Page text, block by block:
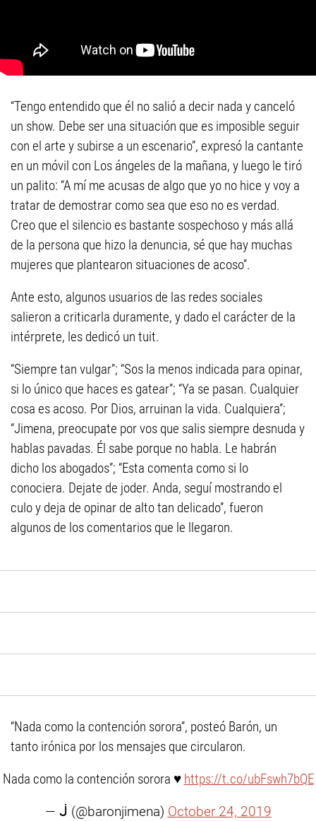
“Tengo entendido que él no salió a decir nada y canceló
un show. Debe ser una situación que es imposible seguir
con el arte y subirse a un escenario”, expresó la cantante
en un móvil con Los ángeles de la mañana, y luego le tiró
un palito: “A mí me acusas de algo que yo no hice y voy a
tratar de demostrar como sea que eso no es verdad.
Creo que el silencio es bastante sospechoso y más allá
de la persona que hizo la denuncia, sé que hay muchas
mujeres que plantearon situaciones de acoso”.
Ante esto, algunos usuarios de las redes sociales
salieron a criticarla duramente, y dado el carácter de la
intérprete, les dedicó un tuit.
“Siempre tan vulgar”; “Sos la menos indicada para opinar,
si lo único que haces es gatear”; “Ya se pasan. Cualquier
cosa es acoso. Por Dios, arruinan la vida. Cualquiera”;
“Jimena, preocupate por vos que salis siempre desnuda y
hablas pavadas. Él sabe porque no habla. Le habrán
dicho los abogados”; “Esta comenta como si lo
conociera. Dejate de joder. Anda, seguí mostrando el
culo y deja de opinar de alto tan delicado”, fueron
algunos de los comentarios que le llegaron.
“Nada como la contención sorora”, posteó Barón, un
tanto irónica por los mensajes que circularon.
Nada como la contención sorora ♥️ https://t.co/ubFswh7bQE
— ᒎ (@baronjimena) October 24, 2019